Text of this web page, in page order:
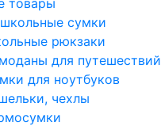
сумки
рюкзаки
для путешествий
для ноутбуков
чехлы